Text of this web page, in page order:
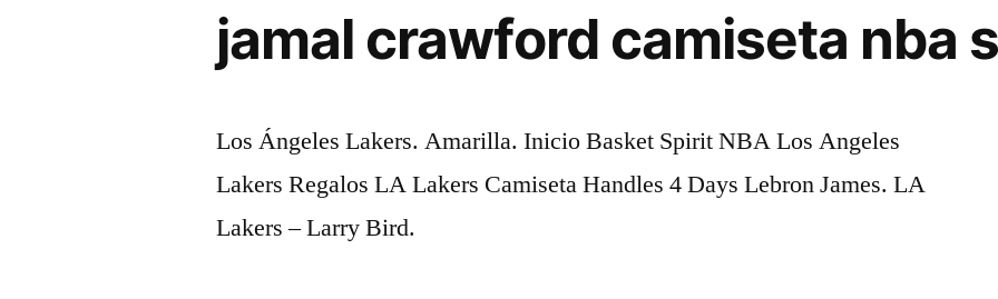
jamal crawford camiseta nba
Los Ángeles Lakers. Amarilla. Inicio Basket Spirit NBA Los Angeles
Lakers Regalos LA Lakers Camiseta Handles 4 Days Lebron James. LA
Lakers – Larry Bird.